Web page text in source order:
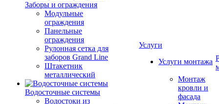
Заборы и ограждения
Модульные
ограждения
Панельные
ограждения
Рулонная сетка для
заборов Grand Line
Штакетник
металлический
Водосточные системы
Водостоки из
Услуги
Услуги монтажа
Монтаж
кровли и
фасада